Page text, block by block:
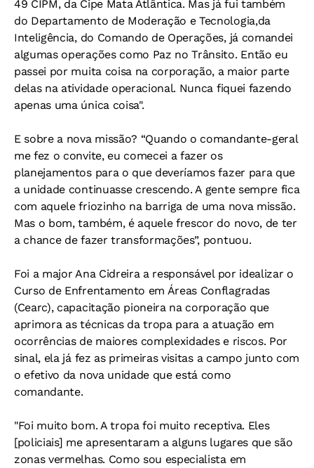
49 CIPM, da Cipe Mata Atlântica. Mas já fui também
do Departamento de Moderação e Tecnologia,da
Inteligência, do Comando de Operações, já comandei
algumas operações como Paz no Trânsito. Então eu
passei por muita coisa na corporação, a maior parte
delas na atividade operacional. Nunca fiquei fazendo
apenas uma única coisa".
E sobre a nova missão? “Quando o comandante-geral
me fez o convite, eu comecei a fazer os
planejamentos para o que deveríamos fazer para que
a unidade continuasse crescendo. A gente sempre fica
com aquele friozinho na barriga de uma nova missão.
Mas o bom, também, é aquele frescor do novo, de ter
a chance de fazer transformações”, pontuou.
Foi a major Ana Cidreira a responsável por idealizar o
Curso de Enfrentamento em Áreas Conflagradas
(Cearc), capacitação pioneira na corporação que
aprimora as técnicas da tropa para a atuação em
ocorrências de maiores complexidades e riscos. Por
sinal, ela já fez as primeiras visitas a campo junto com
o efetivo da nova unidade que está como
comandante.
"Foi muito bom. A tropa foi muito receptiva. Eles
[policiais] me apresentaram a alguns lugares que são
zonas vermelhas. Como sou especialista em